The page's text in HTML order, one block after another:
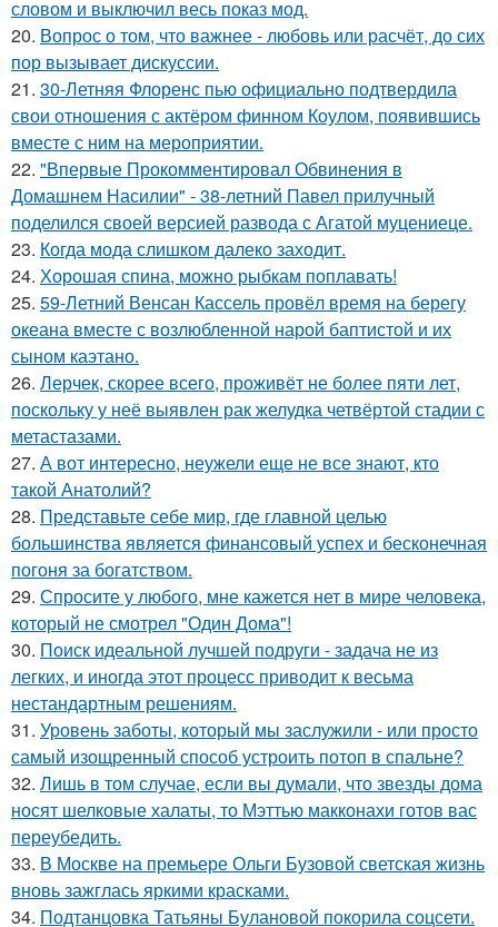
словом и выключил весь показ мод.
20. Вопрос о том, что важнее - любовь или расчёт, до сих
пор вызывает дискуссии.
21. 30-Летняя Флоренс пью официально подтвердила
свои отношения с актёром финном Коулом, появившись
вместе с ним на мероприятии.
22. "Впервые Прокомментировал Обвинения в
Домашнем Насилии" - 38-летний Павел прилучный
поделился своей версией развода с Агатой муцениеце.
23. Когда мода слишком далеко заходит.
24. Хорошая спина, можно рыбкам поплавать!
25. 59-Летний Венсан Кассель провёл время на берегу
океана вместе с возлюбленной нарой баптистой и их
сыном каэтано.
26. Лерчек, скорее всего, проживёт не более пяти лет,
поскольку у неё выявлен рак желудка четвёртой стадии с
метастазами.
27. А вот интересно, неужели еще не все знают, кто
такой Анатолий?
28. Представьте себе мир, где главной целью
большинства является финансовый успех и бесконечная
погоня за богатством.
29. Спросите у любого, мне кажется нет в мире человека,
который не смотрел "Один Дома"!
30. Поиск идеальной лучшей подруги - задача не из
легких, и иногда этот процесс приводит к весьма
нестандартным решениям.
31. Уровень заботы, который мы заслужили - или просто
самый изощренный способ устроить потоп в спальне?
32. Лишь в том случае, если вы думали, что звезды дома
носят шелковые халаты, то Мэттью макконахи готов вас
переубедить.
33. В Москве на премьере Ольги Бузовой светская жизнь
вновь зажглась яркими красками.
34. Подтанцовка Татьяны Булановой покорила соцсети.